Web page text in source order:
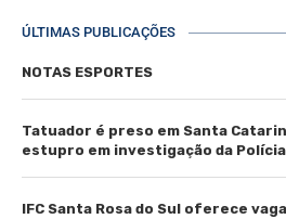
ÚLTIMAS PUBLICAÇÕES
NOTAS ESPORTES
Tatuador é preso em Santa
estupro em investigação da
IFC Santa Rosa do Sul oferece